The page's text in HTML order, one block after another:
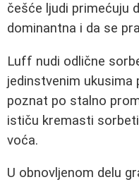
češće ljudi primećuju
dominantna i da se
Luff nudi odlične
jedinstvenim ukusima
poznat po stalno
ističu kremasti
voća.
U obnovljenom delu